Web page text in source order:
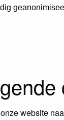
website